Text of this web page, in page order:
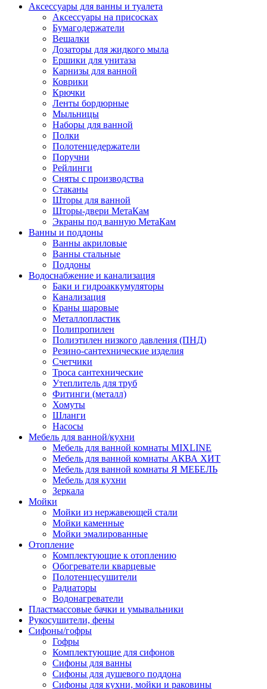
Аксессуары для ванны и туалета
Аксессуары на присосках
Бумагодержатели
Вешалки
Дозаторы для жидкого мыла
Ершики для унитаза
Карнизы для ванной
Коврики
Крючки
Ленты бордюрные
Мыльницы
Наборы для ванной
Полки
Полотенцедержатели
Поручни
Рейлинги
Сняты с производства
Стаканы
Шторы для ванной
Шторы-двери МетаКам
Экраны под ванную МетаКам
Ванны и поддоны
Ванны акриловые
Ванны стальные
Поддоны
Водоснабжение и канализация
Баки и гидроаккумуляторы
Канализация
Краны шаровые
Металлопластик
Полипропилен
Полиэтилен низкого давления (ПНД)
Резино-сантехнические изделия
Счетчики
Троса сантехнические
Утеплитель для труб
Фитинги (металл)
Хомуты
Шланги
Насосы
Мебель для ванной/кухни
Мебель для ванной комнаты MIXLINE
Мебель для ванной комнаты АКВА ХИТ
Мебель для ванной комнаты Я МЕБЕЛЬ
Мебель для кухни
Зеркала
Мойки
Мойки из нержавеющей стали
Мойки каменные
Мойки эмалированные
Отопление
Комплектующие к отоплению
Обогреватели кварцевые
Полотенцесушители
Радиаторы
Водонагреватели
Пластмассовые бачки и умывальники
Рукосушители, фены
Сифоны/гофры
Гофры
Комплектующие для сифонов
Сифоны для ванны
Сифоны для душевого поддона
Сифоны для кухни, мойки и раковины